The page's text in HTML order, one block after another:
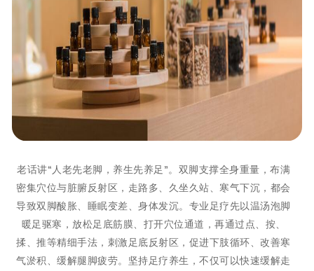
老话讲“人老先老脚，养生先养足”。双脚支撑全身重量，布满
密集穴位与脏腑反射区，走路多、久坐久站、寒气下沉，都会
导致双脚酸胀、睡眠变差、身体发沉。专业足疗先以温汤泡脚
暖足驱寒，放松足底筋膜、打开穴位通道，再通过点、按、
揉、推等精细手法，刺激足底反射区，促进下肢循环、改善寒
气淤积、缓解腿脚疲劳。坚持足疗养生，不仅可以快速缓解走